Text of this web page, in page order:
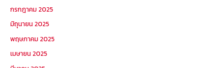
กรกฎาคม 2025
มิถุนายน 2025
พฤษภาคม 2025
เมษายน 2025